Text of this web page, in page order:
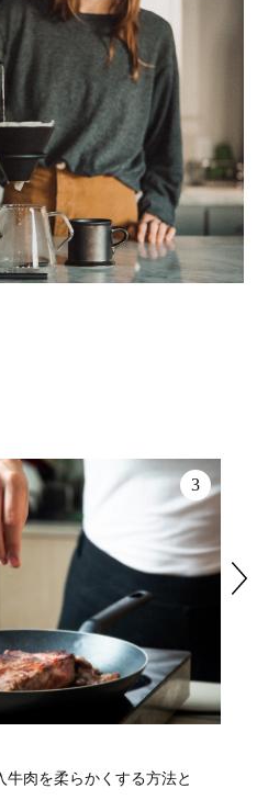
3
肉を柔らかくする方法と